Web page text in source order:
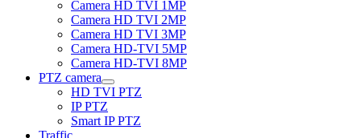
Camera HD TVI 1MP
Camera HD TVI 2MP
Camera HD TVI 3MP
Camera HD-TVI 5MP
Camera HD-TVI 8MP
PTZ camera
HD TVI PTZ
IP PTZ
Smart IP PTZ
Traffic